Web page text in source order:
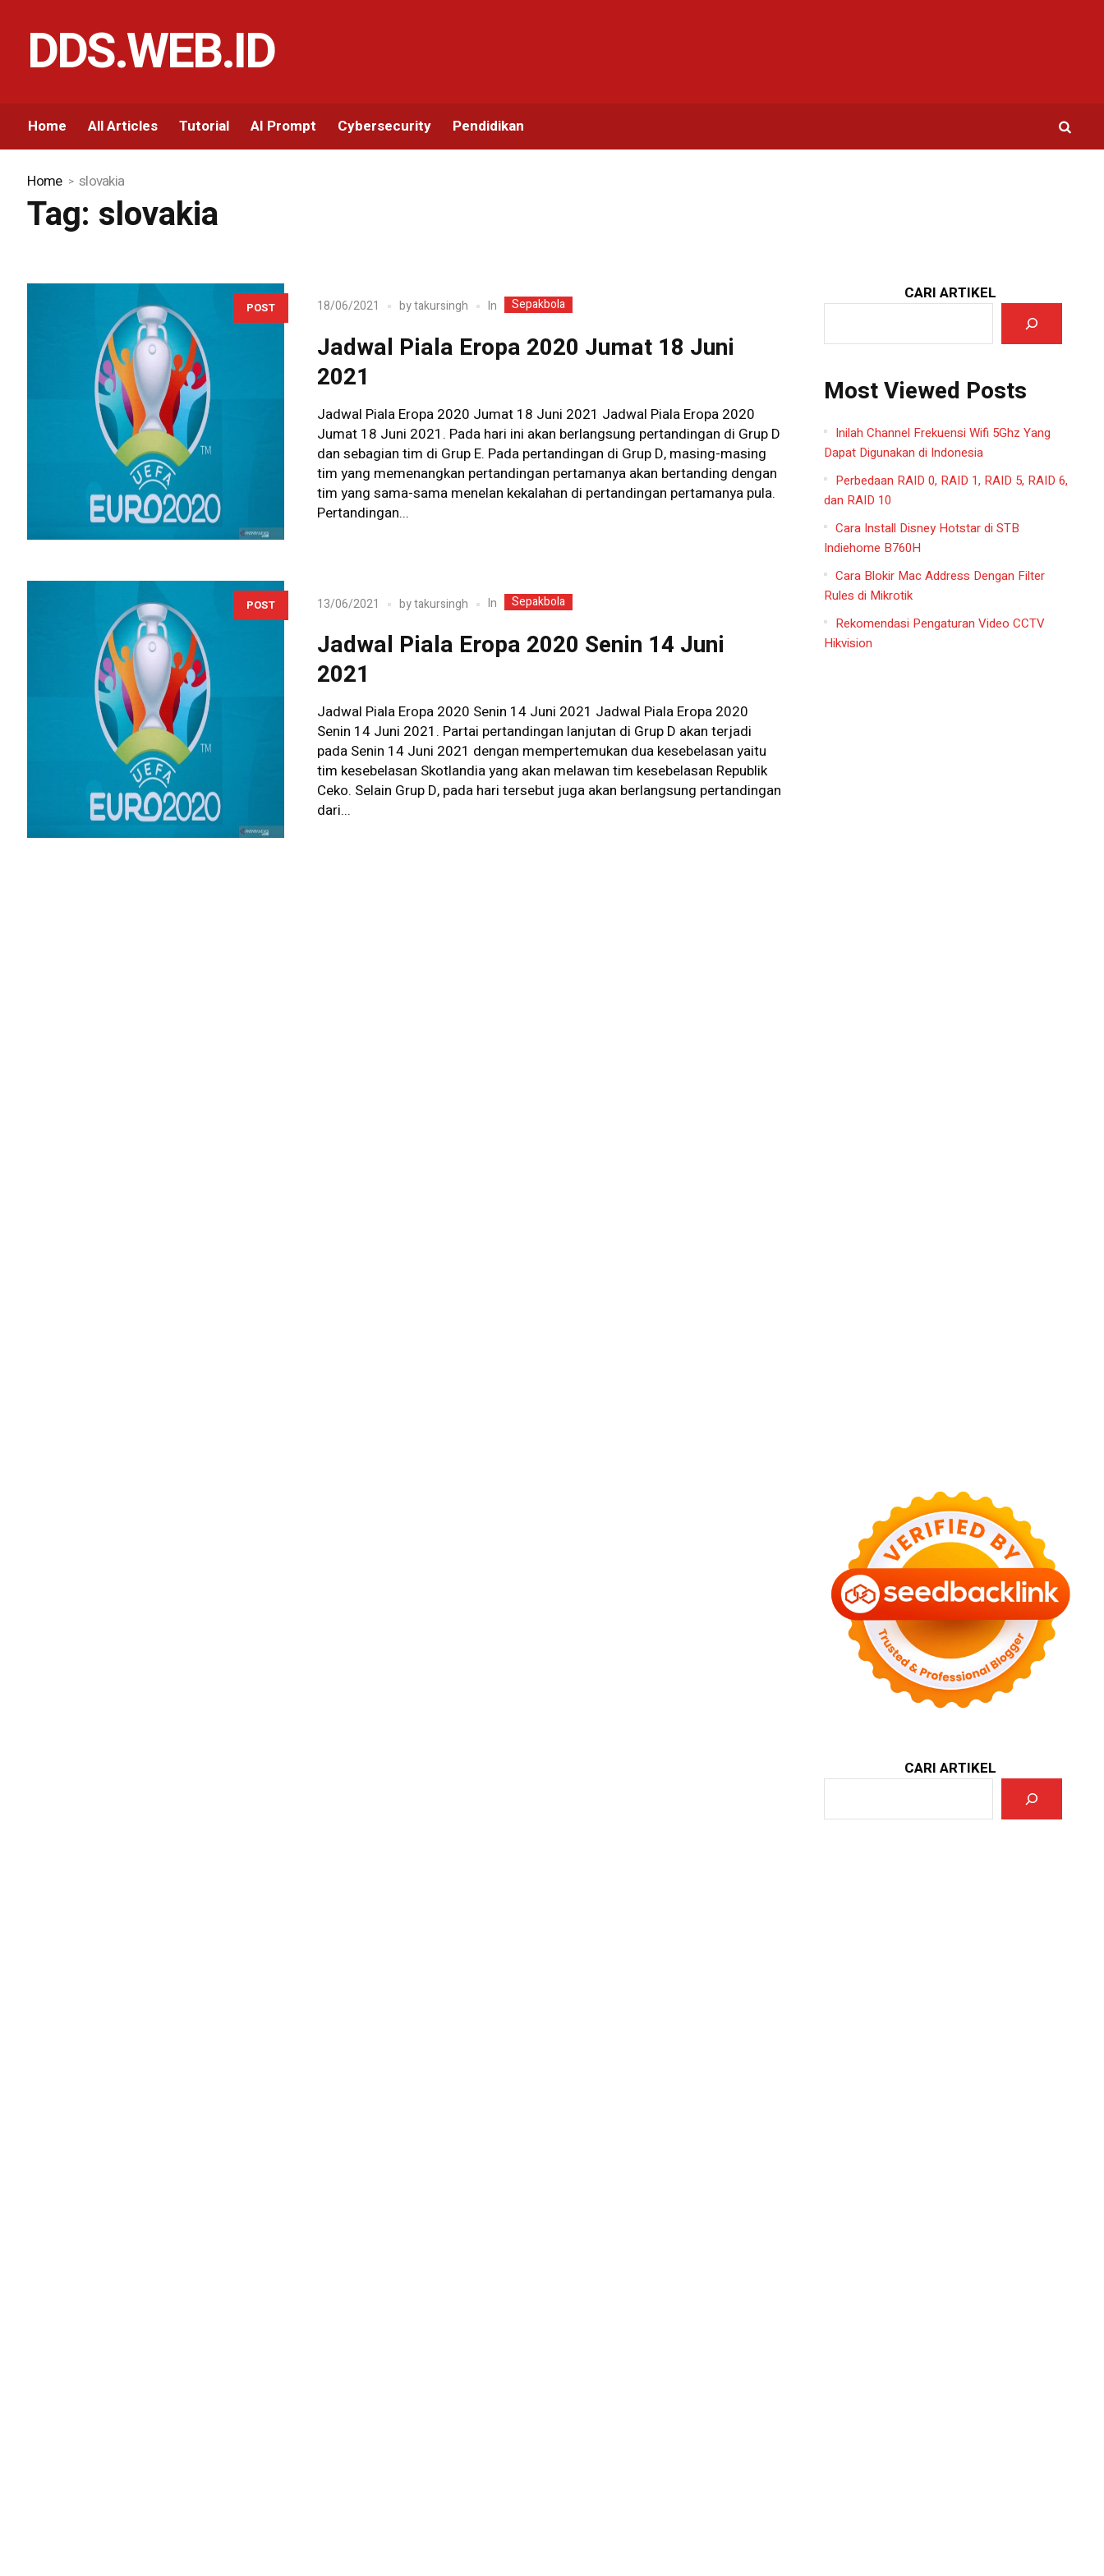
DDS.WEB.ID
Home All Articles Tutorial AI Prompt Cybersecurity Pendidikan
Home slovakia
Tag: slovakia
POST 18/06/2021 bytakursingh In Sepakbola
Jadwal Piala Eropa 2020 Jumat 18 Juni
2021
Jadwal Piala Eropa 2020 Jumat 18 Juni 2021 Jadwal Piala Eropa 2020
Jumat 18 Juni 2021. Pada hari ini akan berlangsung pertandingan di Grup D
dan sebagian tim di Grup E. Pada pertandingan di Grup D, masing-masing
tim yang memenangkan pertandingan pertamanya akan bertanding dengan
tim yang sama-sama menelan kekalahan di pertandingan pertamanya pula.
Pertandingan...
POST 13/06/2021 bytakursingh In Sepakbola
Jadwal Piala Eropa 2020 Senin 14 Juni
2021
Jadwal Piala Eropa 2020 Senin 14 Juni 2021 Jadwal Piala Eropa 2020
Senin 14 Juni 2021. Partai pertandingan lanjutan di Grup D akan terjadi
pada Senin 14 Juni 2021 dengan mempertemukan dua kesebelasan yaitu
tim kesebelasan Skotlandia yang akan melawan tim kesebelasan Republik
Ceko. Selain Grup D, pada hari tersebut juga akan berlangsung pertandingan
dari...
CARI ARTIKEL
Most Viewed Posts
Inilah Channel Frekuensi Wifi 5Ghz Yang
Dapat Digunakan di Indonesia
Perbedaan RAID 0, RAID 1, RAID 5, RAID 6,
dan RAID 10
Cara Install Disney Hotstar di STB
Indiehome B760H
Cara Blokir Mac Address Dengan Filter
Rules di Mikrotik
Rekomendasi Pengaturan Video CCTV
Hikvision
CARI ARTIKEL